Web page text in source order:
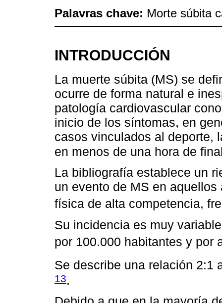
Palavras chave: Morte súbita
INTRODUCCIÓN
La muerte súbita (MS) se
ocurre de forma natural e
patología cardiovascular
inicio de los síntomas, en
casos vinculados al deporte,
en menos de una hora de
La bibliografía establece un
un evento de MS en
física de alta competencia,
Su incidencia es muy
por 100.000 habitantes y por
Se describe una relación 2:1
13.